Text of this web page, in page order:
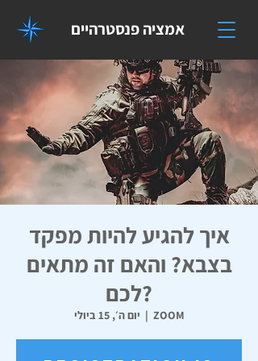
אמציה פנסטרהיים
איך להגיע להיות מפקד
בצבא? והאם זה מתאים
לכם?
יום ה׳, 15 ביולי
  |
ZOOM